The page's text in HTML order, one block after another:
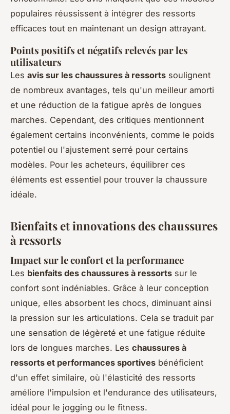
populaires réussissent à intégrer des ressorts
efficaces tout en maintenant un design attrayant.
Points positifs et négatifs relevés par les
utilisateurs
Les avis sur les chaussures à ressorts soulignent
de nombreux avantages, tels qu'un meilleur amorti
et une réduction de la fatigue après de longues
marches. Cependant, des critiques mentionnent
également certains inconvénients, comme le poids
potentiel ou l'ajustement serré pour certains
modèles. Pour les acheteurs, équilibrer ces
éléments est essentiel pour trouver la chaussure
idéale.
Bienfaits et innovations des chaussures
à ressorts
Impact sur le confort et la performance
Les bienfaits des chaussures à ressorts sur le
confort sont indéniables. Grâce à leur conception
unique, elles absorbent les chocs, diminuant ainsi
la pression sur les articulations. Cela se traduit par
une sensation de légèreté et une fatigue réduite
lors de longues marches. Les chaussures à
ressorts et performances sportives bénéficient
d'un effet similaire, où l'élasticité des ressorts
améliore l'impulsion et l'endurance des utilisateurs,
idéal pour le jogging ou le fitness.